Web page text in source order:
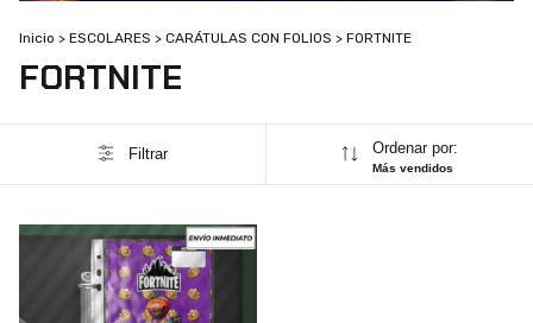
Inicio > ESCOLARES > CARÁTULAS CON FOLIOS > FORTNITE
FORTNITE
Filtrar Ordenar por:
Más vendidos